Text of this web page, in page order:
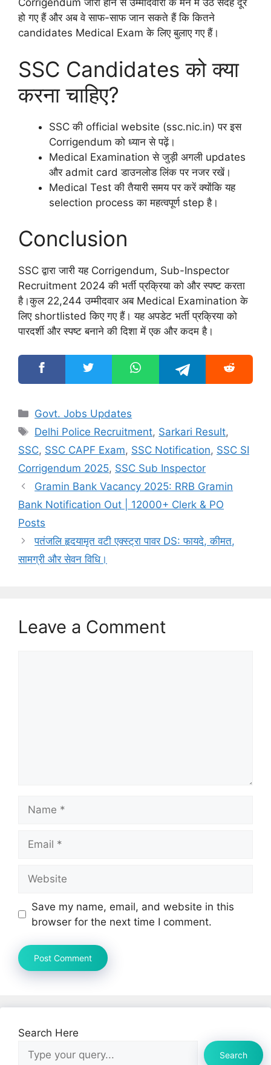
Corrigendum जारी होने से उम्मीदवारों के मन में उठे संदेह दूर
हो गए हैं और अब वे साफ-साफ जान सकते हैं कि कितने
candidates Medical Exam के लिए बुलाए गए हैं।
SSC Candidates को क्या
करना चाहिए?
SSC की official website (ssc.nic.in) पर इस
Corrigendum को ध्यान से पढ़ें।
Medical Examination से जुड़ी अगली updates
और admit card डाउनलोड लिंक पर नजर रखें।
Medical Test की तैयारी समय पर करें क्योंकि यह
selection process का महत्वपूर्ण step है।
Conclusion
SSC द्वारा जारी यह Corrigendum, Sub-Inspector
Recruitment 2024 की भर्ती प्रक्रिया को और स्पष्ट करता
है।कुल 22,244 उम्मीदवार अब Medical Examination के
लिए shortlisted किए गए हैं। यह अपडेट भर्ती प्रक्रिया को
पारदर्शी और स्पष्ट बनाने की दिशा में एक और कदम है।
Categories
Govt. Jobs Updates
Tags
Delhi Police Recruitment, Sarkari Result,
SSC, SSC CAPF Exam, SSC Notification, SSC SI
Corrigendum 2025, SSC Sub Inspector
Gramin Bank Vacancy 2025: RRB Gramin
Bank Notification Out | 12000+ Clerk & PO
Posts
पतंजलि हृदयामृत वटी एक्स्ट्रा पावर DS: फायदे, कीमत,
सामग्री और सेवन विधि।
Leave a Comment
Save my name, email, and website in this
browser for the next time I comment.
Search Here
Search